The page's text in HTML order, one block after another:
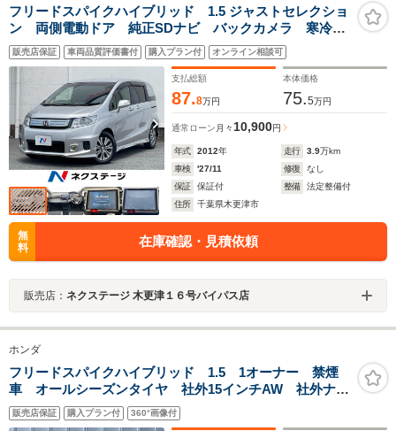
フリードスパイクハイブリッド 1.5 ジャストセレクショ
ン 両側電動ドア 純正SDナビ バックカメラ 寒冷地
仕様 ハーフレザーシート HIDヘッド ETC クルコ
ン 純正15インチアルミ オートエアコン CD DVD再
生 フルセグ
販売店保証 車両品質評価書付 購入プラン付 オンライン相談可
支払総額
87.8万円
本体価格
75.5万円
通常ローン 月々 10,900円
年式 2012年 走行 3.9万km
車検
'27/11 修復
なし
保証
保証付 整備
法定整備付
住所
千葉県木更津市
無
料
在庫確認・見積依頼
販売店： ネクステージ 木更津１６号バイパス店
ホンダ
フリードスパイクハイブリッド 1.5 1オーナー 禁煙
車 オールシーズンタイヤ 社外15インチAW 社外ナ
ビ 地デジTV CD DVD エアロパーツ ウインカード
アミラー バックカメラ ETC アイドリングストップ
販売店保証 購入プラン付 360°画像付